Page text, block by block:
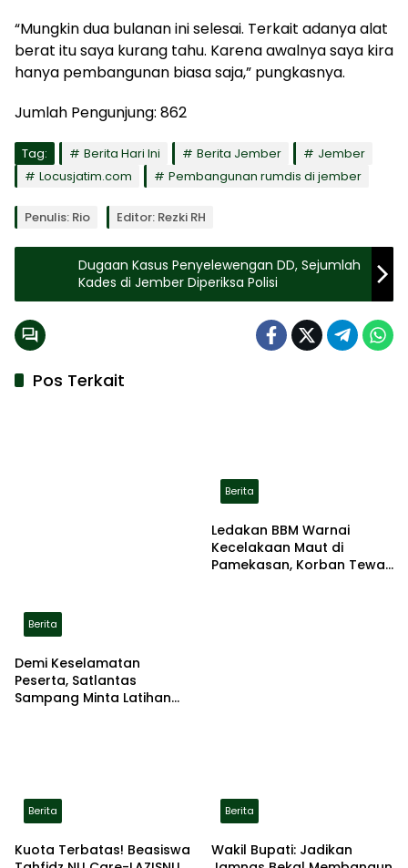
“Mungkin dua bulanan ini selesai. Terkait adanya alat
berat itu saya kurang tahu. Karena awalnya saya kira
hanya pembangunan biasa saja,” pungkasnya.
Jumlah Pengunjung: 862
Tag: Berita Hari Ini Berita Jember
Jember
Locusjatim.com
Pembangunan rumdis di jember
Penulis: Rio Editor: Rezki RH
Dugaan Kasus Penyelewengan DD, Sejumlah
Kades di Jember Diperiksa Polisi
Pos Terkait
Berita
Demi Keselamatan
Peserta, Satlantas
Sampang Minta Latihan
Berita
Ledakan BBM Warnai
Kecelakaan Maut di
Pamekasan, Korban Tewas
Berita
Kuota Terbatas! Beasiswa
Berita
Wakil Bupati: Jadikan